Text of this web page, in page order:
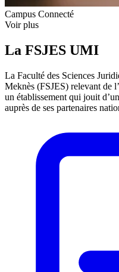
Campus Connecté
Voir plus
La FSJES UMI
La Faculté des Sciences
Meknès (FSJES) relevant de
un établissement qui jouit
auprès de ses partenaires